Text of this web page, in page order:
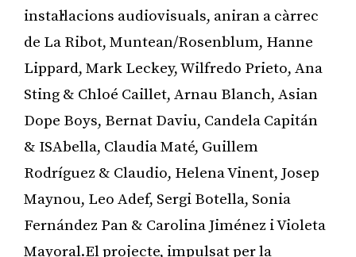
instal·lacions audiovisuals, aniran a càrrec
de La Ribot, Muntean/Rosenblum, Hanne
Lippard, Mark Leckey, Wilfredo Prieto, Ana
Sting & Chloé Caillet, Arnau Blanch, Asian
Dope Boys, Bernat Daviu, Candela Capitán
& ISAbella, Claudia Maté, Guillem
Rodríguez & Claudio, Helena Vinent, Josep
Maynou, Leo Adef, Sergi Botella, Sonia
Fernández Pan & Carolina Jiménez i Violeta
Mayoral.El projecte, impulsat per la